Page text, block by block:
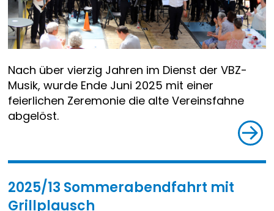
Nach über vierzig Jahren im Dienst der VBZ-
Musik, wurde Ende Juni 2025 mit einer
feierlichen Zeremonie die alte Vereinsfahne
abgelöst.
2025/13 Sommerabendfahrt mit
Grillplausch